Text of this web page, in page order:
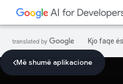
Kjo faqe
Më shumë aplikacione